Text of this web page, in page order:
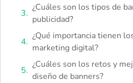
¿Cuáles son los tipos de
publicidad?
¿Qué importancia tienen
marketing digital?
¿Cuáles son los retos y
diseño de banners?